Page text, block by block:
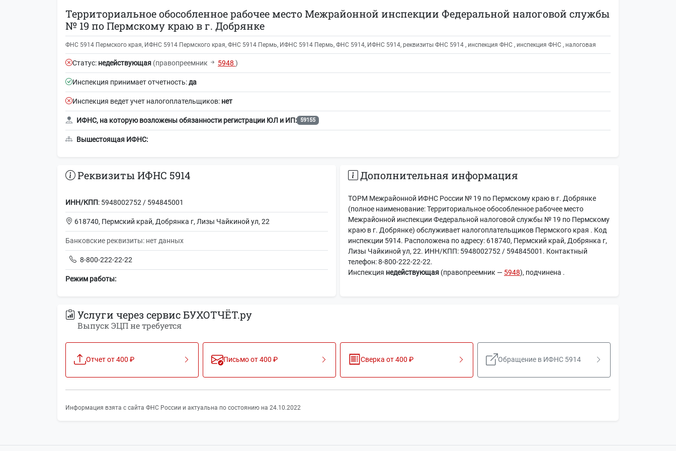
Территориальное обособленное рабочее место Межрайонной инспекции Федеральной налоговой службы
№ 19 по Пермскому краю в г. Добрянке
ФНС 5914 Пермского края, ИФНС 5914 Пермского края, ФНС 5914 Пермь, ИФНС 5914 Пермь, ФНС 5914, ИФНС 5914, реквизиты ФНС 5914 , инспекция ФНС , инспекция ФНС , налоговая
Статус: недействующая (правопреемник 5948 )
Инспекция принимает отчетность:да
Инспекция ведет учет налогоплательщиков: нет
ИФНС, на которую возложены обязанности регистрации ЮЛ и ИП: 59155
Вышестоящая ИФНС:
Реквизиты ИФНС 5914
ИНН/КПП: 5948002752 / 594845001
618740, Пермский край, Добрянка г, Лизы Чайкиной ул, 22
Банковские реквизиты: нет данных
8-800-222-22-22
Режим работы:
Дополнительная информация
ТОРМ Межрайонной ИФНС России № 19 по Пермскому краю в г. Добрянке
(полное наименование: Территориальное обособленное рабочее место
Межрайонной инспекции Федеральной налоговой службы № 19 по Пермскому
краю в г. Добрянке) обслуживает налогоплательщиков Пермского края . Код
инспекции 5914. Расположена по адресу: 618740, Пермский край, Добрянка г,
Лизы Чайкиной ул, 22. ИНН/КПП: 5948002752 / 594845001. Контактный
телефон: 8-800-222-22-22.
Инспекция недействующая (правопреемник — 5948), подчинена .
Услуги через сервис БУХОТЧЁТ.ру
Выпуск ЭЦП не требуется
Отчет от 400 ₽ Письмо от 400 ₽ Сверка от 400 ₽ Обращение в ИФНС 5914
Информация взята с сайта ФНС России и актуальна по состоянию на 24.10.2022